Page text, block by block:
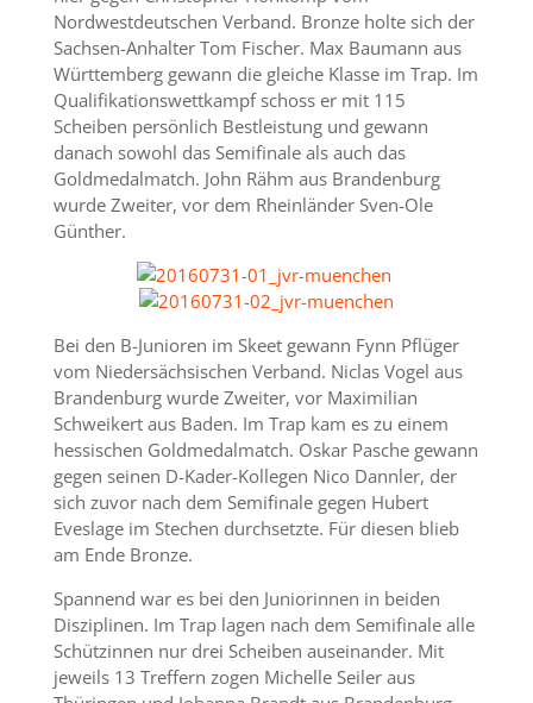
Nordwestdeutschen Verband. Bronze holte sich der
Sachsen-Anhalter Tom Fischer. Max Baumann aus
Württemberg gewann die gleiche Klasse im Trap. Im
Qualifikationswettkampf schoss er mit 115
Scheiben persönlich Bestleistung und gewann
danach sowohl das Semifinale als auch das
Goldmedalmatch. John Rähm aus Brandenburg
wurde Zweiter, vor dem Rheinländer Sven-Ole
Günther.
Bei den B-Junioren im Skeet gewann Fynn Pflüger
vom Niedersächsischen Verband. Niclas Vogel aus
Brandenburg wurde Zweiter, vor Maximilian
Schweikert aus Baden. Im Trap kam es zu einem
hessischen Goldmedalmatch. Oskar Pasche gewann
gegen seinen D-Kader-Kollegen Nico Dannler, der
sich zuvor nach dem Semifinale gegen Hubert
Eveslage im Stechen durchsetzte. Für diesen blieb
am Ende Bronze.
Spannend war es bei den Juniorinnen in beiden
Disziplinen. Im Trap lagen nach dem Semifinale alle
Schützinnen nur drei Scheiben auseinander. Mit
jeweils 13 Treffern zogen Michelle Seiler aus